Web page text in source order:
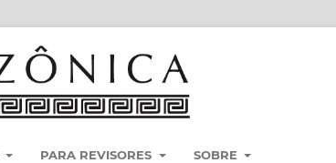
PARA REVISORES SOBRE